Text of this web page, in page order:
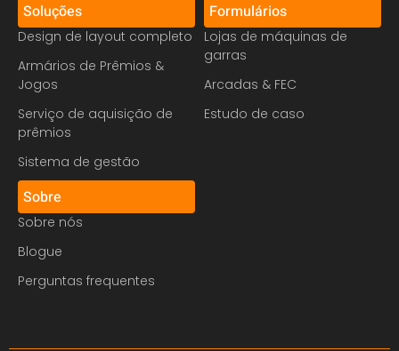
Soluções
Design de layout completo
Armários de Prêmios &
Jogos
Serviço de aquisição de
prêmios
Sistema de gestão
Formulários
Lojas de máquinas de
garras
Arcadas & FEC
Estudo de caso
Sobre
Sobre nós
Blogue
Perguntas frequentes